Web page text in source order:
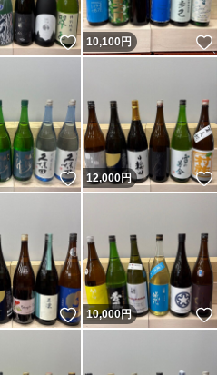
いいね！
10,100円
いいね！
12,000円
いいね！
10,000円